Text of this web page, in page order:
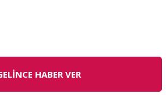
HABER VER